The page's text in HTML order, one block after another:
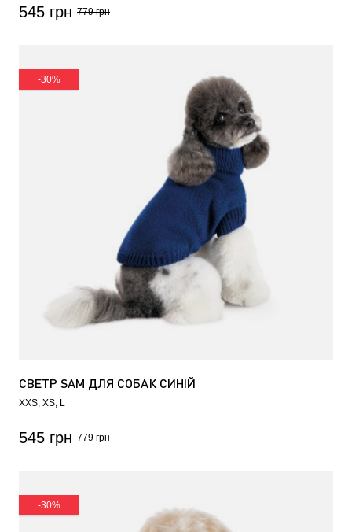
545 грн 779 грн
-30%
СВЕТР SAM ДЛЯ СОБАК СИНІЙ
XXS XS L
545 грн 779 грн
-30%